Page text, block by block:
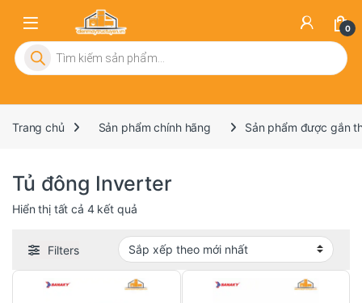
0
Tìm kiếm sản phẩm
Trang chủ Sản phẩm chính hãng Sản phẩm được gắn
Tủ đông Inverter
Hiển thị tất cả 4 kết quảĐã sắp xếp theo mới nhất
Filters